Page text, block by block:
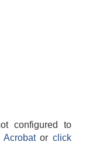
configured to
Acrobatorclick